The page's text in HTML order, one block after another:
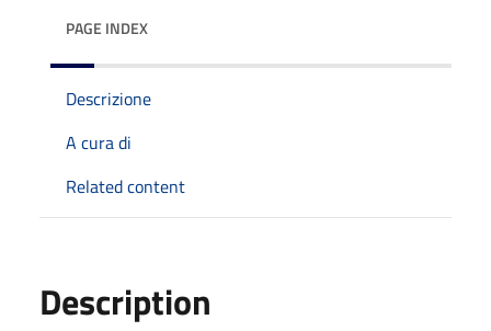
PAGE INDEX
Descrizione
A cura di
Related content
Description